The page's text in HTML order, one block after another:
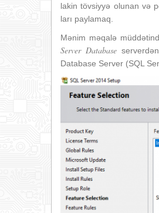
lakin tövsiyyə olunan və
ları paylamaq.
Mənim məqalə
Server Databaseserverdən
Database Server (SQL